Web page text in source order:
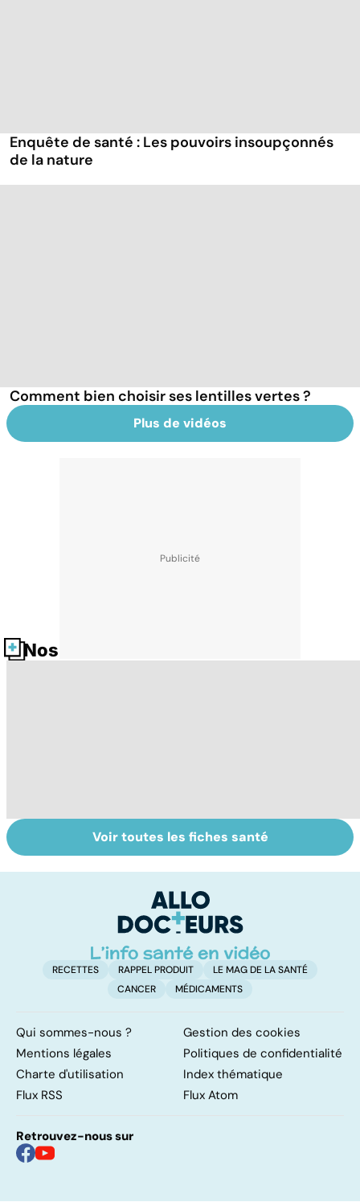
Enquête de santé : Les pouvoirs insoupçonnés
de la nature
Comment bien choisir ses lentilles vertes ?
Plus de vidéos
Nos fiches santé
Grand froid : nos
conseils
Perturbateurs
endocriniens :
notre santé
Voir toutes les fiches santé
RECETTES RAPPEL PRODUIT
LE MAG DE LA SANTÉ
CANCER
MÉDICAMENTS
Qui sommes-nous ?
Gestion des cookies
Mentions légales
Politiques de confidentialité
Charte d'utilisation
Index thématique
Flux RSS
Flux Atom
Retrouvez-nous sur